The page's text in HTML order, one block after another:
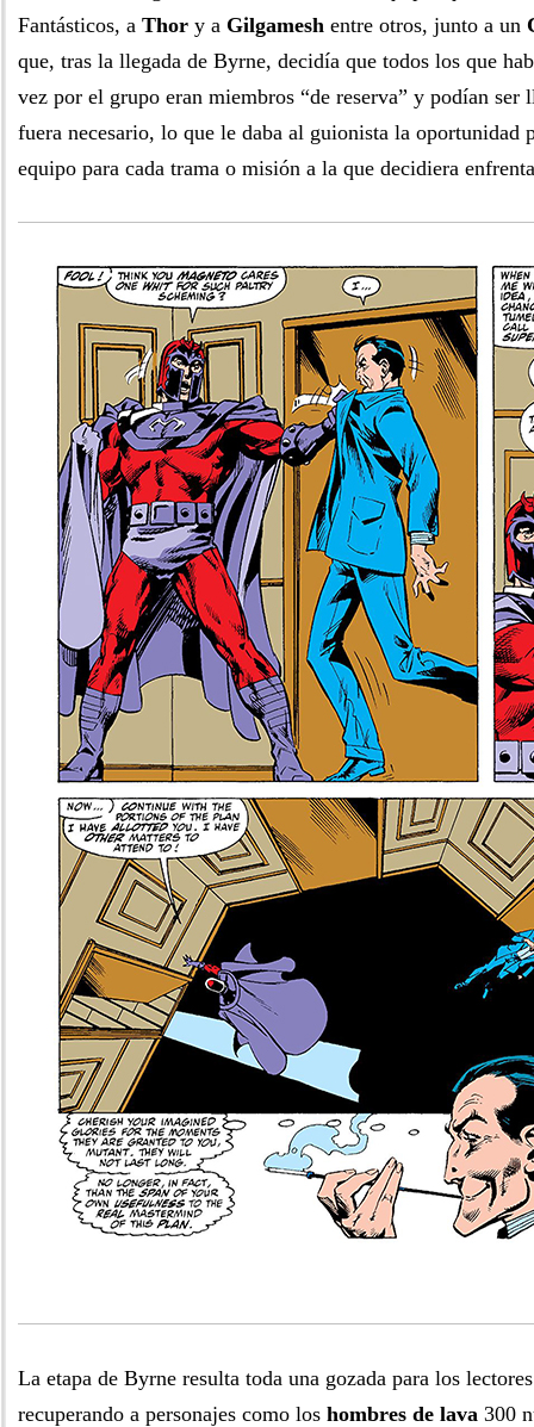
Fantásticos, a Thor y a Gilgamesh entre otros, junto a un
que, tras la llegada de Byrne, decidía que todos los que
vez por el grupo eran miembros “de reserva” y podían ser
fuera necesario, lo que le daba al guionista la oportunidad
equipo para cada trama o misión a la que decidiera
La etapa de Byrne resulta toda una gozada para los
recuperando a personajes como los hombres de lava 300